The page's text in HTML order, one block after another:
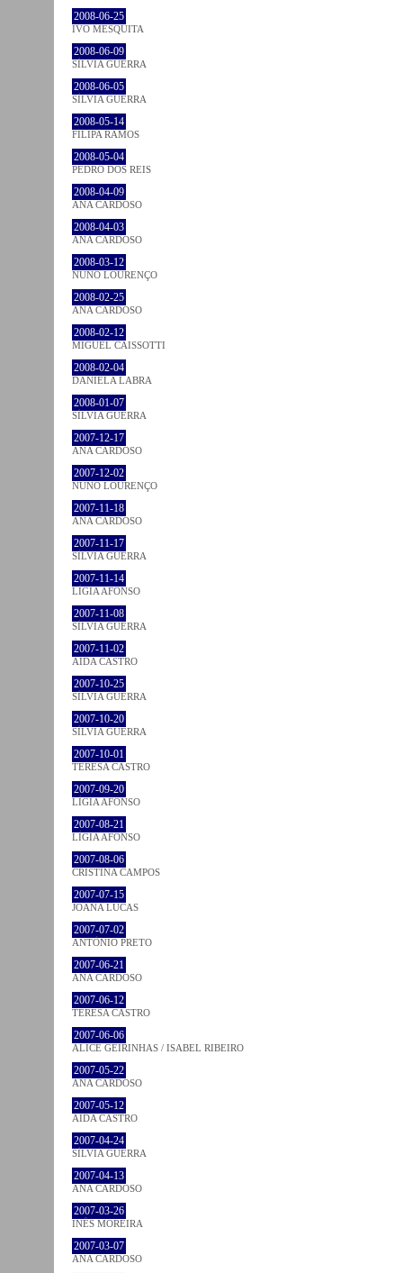
2008-06-25
IVO MESQUITA
2008-06-09
SÍLVIA GUERRA
2008-06-05
SÍLVIA GUERRA
2008-05-14
FILIPA RAMOS
2008-05-04
PEDRO DOS REIS
2008-04-09
ANA CARDOSO
2008-04-03
ANA CARDOSO
2008-03-12
NUNO LOURENÇO
2008-02-25
ANA CARDOSO
2008-02-12
MIGUEL CAISSOTTI
2008-02-04
DANIELA LABRA
2008-01-07
SÍLVIA GUERRA
2007-12-17
ANA CARDOSO
2007-12-02
NUNO LOURENÇO
2007-11-18
ANA CARDOSO
2007-11-17
SÍLVIA GUERRA
2007-11-14
LÍGIA AFONSO
2007-11-08
SÍLVIA GUERRA
2007-11-02
AIDA CASTRO
2007-10-25
SÍLVIA GUERRA
2007-10-20
SÍLVIA GUERRA
2007-10-01
TERESA CASTRO
2007-09-20
LÍGIA AFONSO
2007-08-21
LÍGIA AFONSO
2007-08-06
CRISTINA CAMPOS
2007-07-15
JOANA LUCAS
2007-07-02
ANTÓNIO PRETO
2007-06-21
ANA CARDOSO
2007-06-12
TERESA CASTRO
2007-06-06
ALICE GEIRINHAS / ISABEL RIBEIRO
2007-05-22
ANA CARDOSO
2007-05-12
AIDA CASTRO
2007-04-24
SÍLVIA GUERRA
2007-04-13
ANA CARDOSO
2007-03-26
INÊS MOREIRA
2007-03-07
ANA CARDOSO